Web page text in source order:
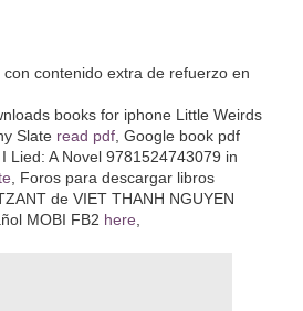
contenido extra de refuerzo en
books for iphone Little Weirds
Slate read pdf , Google book pdf
Lied: A Novel 9781524743079 in
, Foros para descargar libros
de VIET THANH NGUYEN
MOBI FB2 here